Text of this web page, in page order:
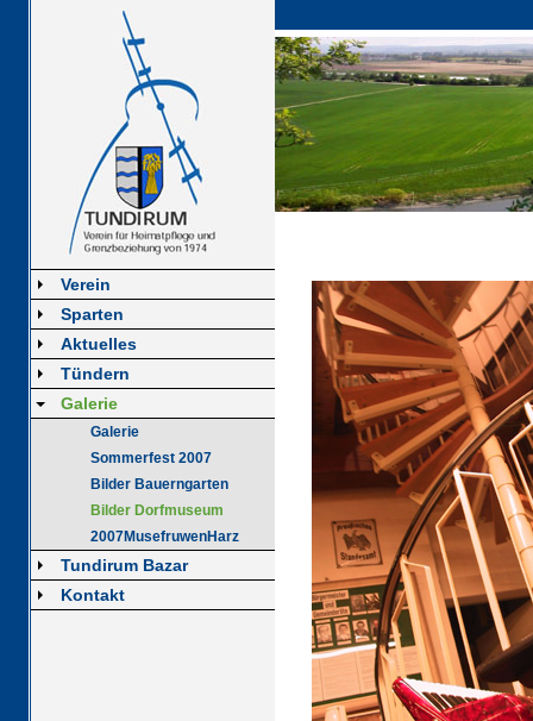
Verein
Sparten
Aktuelles
Tündern
Galerie
Galerie
Sommerfest 2007
Bilder Bauerngarten
Bilder Dorfmuseum
2007MusefruwenHarz
Tundirum Bazar
Kontakt